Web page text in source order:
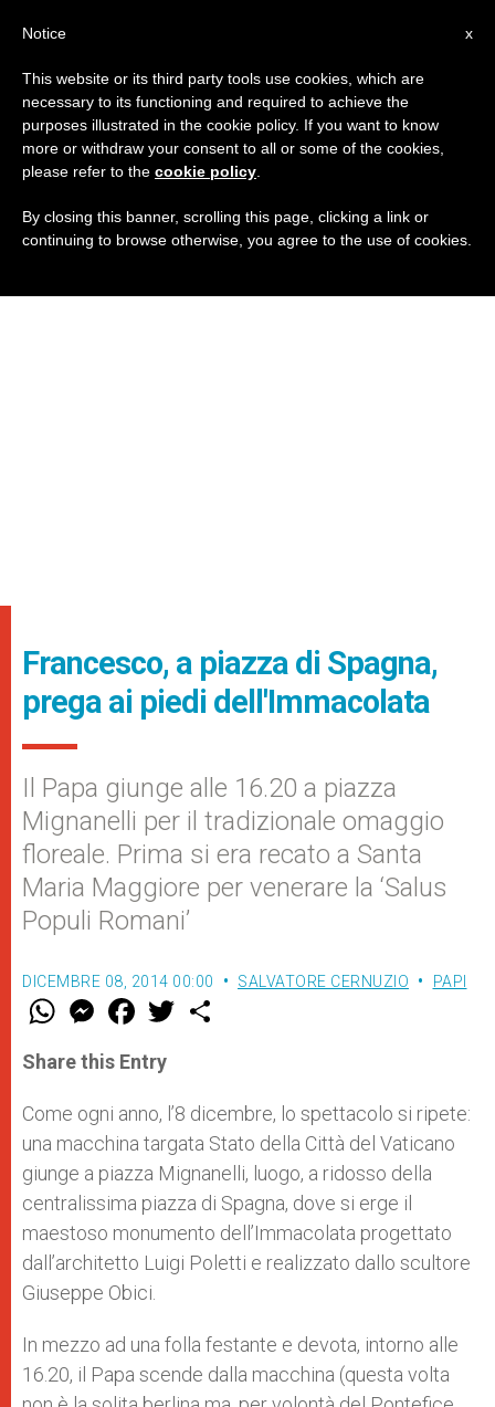
Francesco, a piazza di Spagna,
prega ai piedi dell'Immacolata
Il Papa giunge alle 16.20 a piazza
Mignanelli per il tradizionale omaggio
floreale. Prima si era recato a Santa
Maria Maggiore per venerare la ‘Salus
Populi Romani’
DICEMBRE 08, 2014 00:00 SALVATORE CERNUZIO PAPI
W
t
s
p
p
M
e
s
e
g
e
r
F
a
e
b
o
k
w
r
Share this Entry
Come ogni anno, l’8 dicembre, lo spettacolo si ripete:
una macchina targata Stato della Città del Vaticano
giunge a piazza Mignanelli, luogo, a ridosso della
centralissima piazza di Spagna, dove si erge il
maestoso monumento dell’Immacolata progettato
dall’architetto Luigi Poletti e realizzato dallo scultore
Giuseppe Obici.
In mezzo ad una folla festante e devota, intorno alle
16.20, il Papa scende dalla macchina (questa volta
x
Notice
This website or its third party tools use cookies, which are
necessary to its functioning and required to achieve the
purposes illustrated in the cookie policy. If you want to know
more or withdraw your consent to all or some of the cookies,
please refer to the cookie policy
By closing this banner, scrolling this page, clicking a link or
continuing to browse otherwise, you agree to the use of cookies.